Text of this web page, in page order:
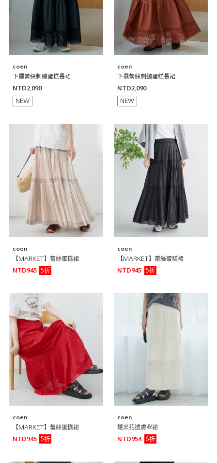
coen
下擺蕾絲刺繡蛋糕長裙
NTD2,090
NEW
coen
下擺蕾絲刺繡蛋糕長裙
NTD2,090
NEW
coen
【MARKET】蕾絲蛋糕裙
NTD945
5折
coen
【MARKET】蕾絲蛋糕裙
NTD945
5折
coen
【MARKET】蕾絲蛋糕裙
NTD945
5折
coen
爆米花透膚窄裙
NTD954
6折